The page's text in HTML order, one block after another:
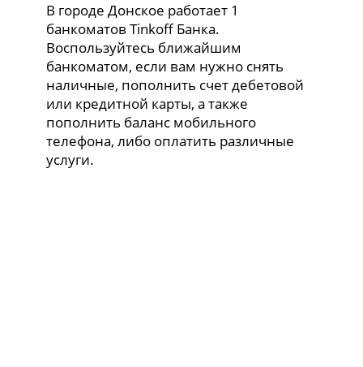
В городе Донское работает 1
банкоматов Tinkoff Банка.
Воспользуйтесь ближайшим
банкоматом, если вам нужно снять
наличные, пополнить счет дебетовой
или кредитной карты, а также
пополнить баланс мобильного
телефона, либо оплатить различные
услуги.